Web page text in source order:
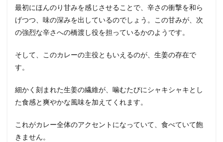
最初にほんのり甘みを感じさせることで、辛さの衝撃を和ら
げつつ、味の深みを出しているのでしょう。この甘みが、次
の強烈な辛さへの橋渡し役を担っているかのようです。
そして、このカレーの主役ともいえるのが、生姜の存在で
す。
細かく刻まれた生姜の繊維が、噛むたびにシャキシャキとし
た食感と爽やかな風味を加えてくれます。
これがカレー全体のアクセントになっていて、食べていて飽
きません。